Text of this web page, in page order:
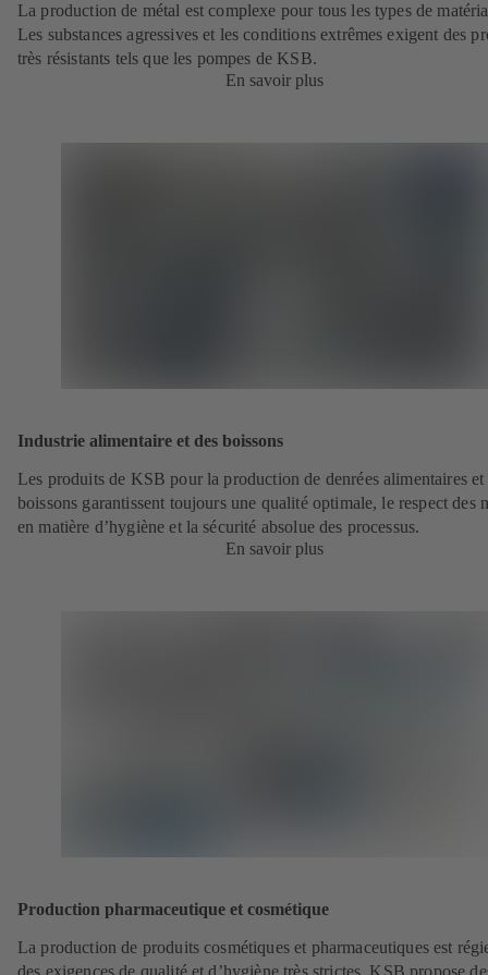
La production de métal est complexe pour tous les types de
Les substances agressives et les conditions extrêmes exigent des
très résistants tels que les pompes de KSB.
En savoir plus
Industrie alimentaire et des boissons
Les produits de KSB pour la production de denrées alimentaires et
boissons garantissent toujours une qualité optimale, le respect des
en matière d’hygiène et la sécurité absolue des processus.
En savoir plus
Production pharmaceutique et cosmétique
La production de produits cosmétiques et pharmaceutiques est